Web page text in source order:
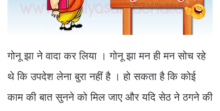
गोनू झा ने वादा कर लिया । गोनू झा मन ही मन सोच रहे
थे कि उपदेश लेना बुरा नहीं है । हो सकता है कि कोई
काम की बात सुनने को मिल जाए और यदि सेठ ने ठगने की